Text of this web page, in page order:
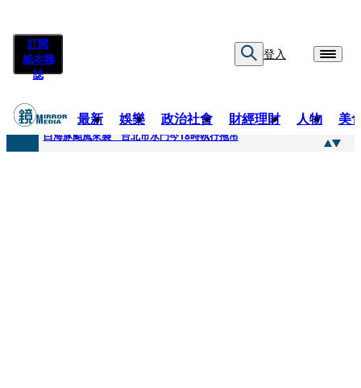
訂閱
紙本雜
誌
登入
最新 娛樂 政治社會 財經理財 人物 美
快訊
白海豚颱風來襲 台北市水門今18時執行拖吊